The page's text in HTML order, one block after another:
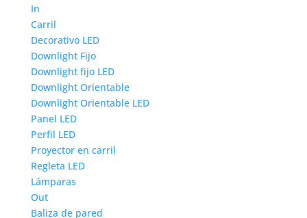
In
Carril
Decorativo LED
Downlight Fijo
Downlight fijo LED
Downlight Orientable
Downlight Orientable LED
Panel LED
Perfil LED
Proyector en carril
Regleta LED
Lámparas
Out
Baliza de pared